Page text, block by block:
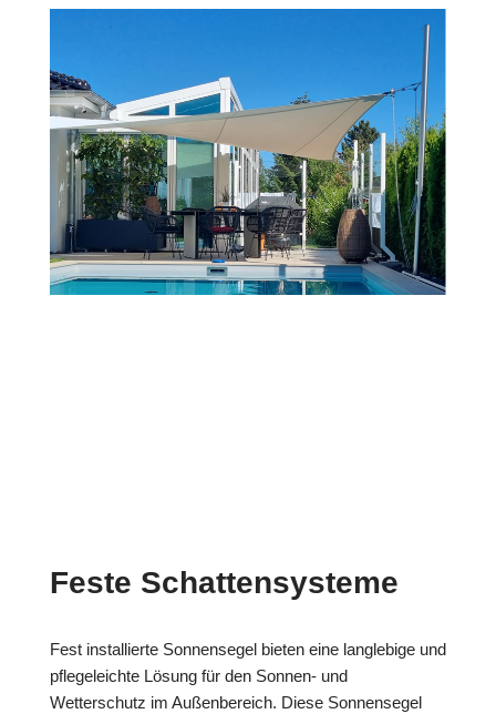
Feste Schattensysteme
Fest installierte Sonnensegel bieten eine langlebige und
pflegeleichte Lösung für den Sonnen- und
Wetterschutz im Außenbereich. Diese Sonnensegel